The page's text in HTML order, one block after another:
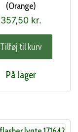
(Orange)
357,50 kr.
Tilføj til kurv
På lager